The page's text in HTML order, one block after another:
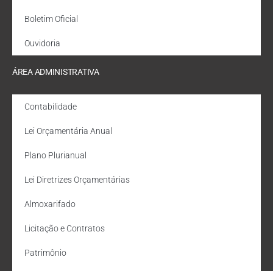
Boletim Oficial
Ouvidoria
ÁREA ADMINISTRATIVA
Contabilidade
Lei Orçamentária Anual
Plano Plurianual
Lei Diretrizes Orçamentárias
Almoxarifado
Licitação e Contratos
Patrimônio